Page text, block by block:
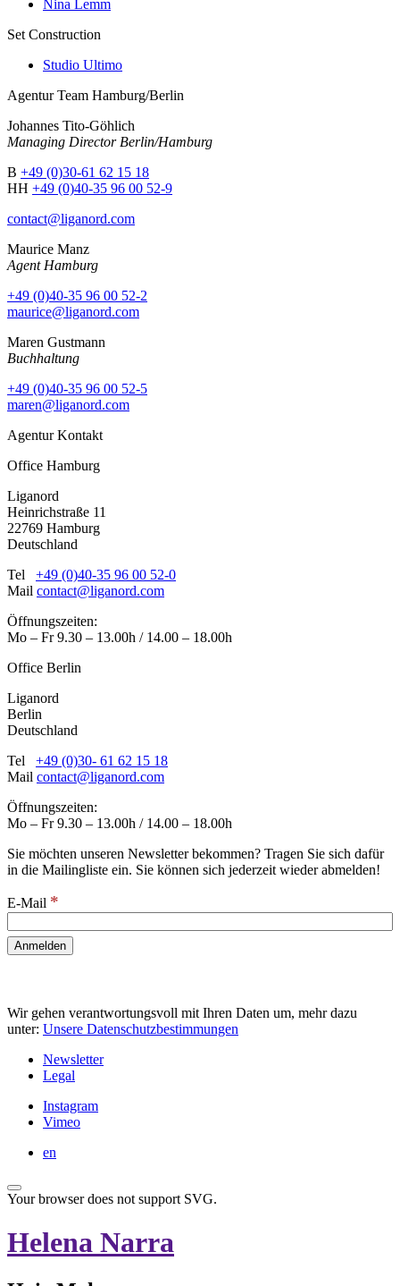
Nina Lemm
Set Construction
Studio Ultimo
Agentur Team Hamburg/Berlin
Johannes Tito-Göhlich
Managing Director Berlin/Hamburg
B +49 (0)30-61 62 15 18
HH +49 (0)40-35 96 00 52-9
contact@liganord.com
Maurice Manz
Agent Hamburg
+49 (0)40-35 96 00 52-2
maurice@liganord.com
Maren Gustmann
Buchhaltung
+49 (0)40-35 96 00 52-5
maren@liganord.com
Agentur Kontakt
Office Hamburg
Liganord
Heinrichstraße 11
22769 Hamburg
Deutschland
Tel +49 (0)40-35 96 00 52-0
Mail contact@liganord.com
Öffnungszeiten:
Mo – Fr 9.30 – 13.00h / 14.00 – 18.00h
Office Berlin
Liganord
Berlin
Deutschland
Tel +49 (0)30- 61 62 15 18
Mail contact@liganord.com
Öffnungszeiten:
Mo – Fr 9.30 – 13.00h / 14.00 – 18.00h
Sie möchten unseren Newsletter bekommen? Tragen Sie sich dafür
in die Mailingliste ein. Sie können sich jederzeit wieder abmelden!
E-Mail *
Wir gehen verantwortungsvoll mit Ihren Daten um, mehr dazu
unter: Unsere Datenschutzbestimmungen
Newsletter
Legal
Instagram
Vimeo
en
Your browser does not support SVG.
Helena Narra